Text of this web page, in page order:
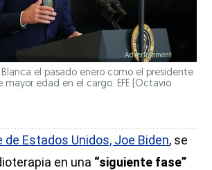
Blanca el pasado enero como el presidente
edad en el cargo. EFE (Octavio
Estados Unidos, Joe Biden, se
en una “siguiente fase”